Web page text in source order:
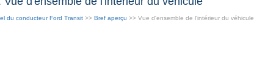
du conducteur Ford Transit >> Bref aperçu >> Vue d'ensemble de l'intérieur du véhicule